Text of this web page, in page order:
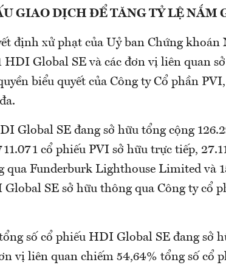
GIAO DỊCH ĐỂ TĂNG TỶ LỆ NẮM
định xử phạt của Uỷ ban Chứng khoán
HDI Global SE và các đơn vị liên quan
biểu quyết của Công ty Cổ phần
Global SE đang sở hữu tổng cộng
cổ phiếu PVI sở hữu trực tiếp,
qua Funderburk Lighthouse Limited và
Global SE sở hữu thông qua Công ty cổ
số cổ phiếu HDI Global SE đang sở
vị liên quan chiếm 54,64% tổng số cổ